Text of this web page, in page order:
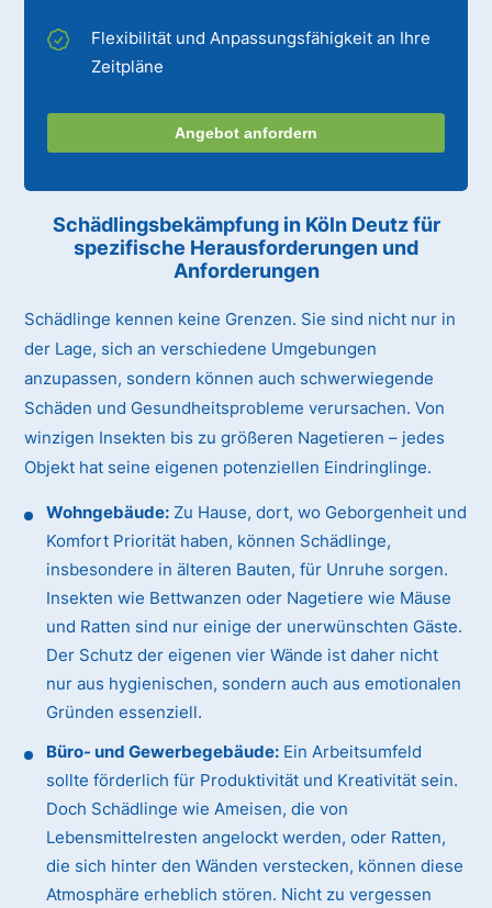
Flexibilität und Anpassungsfähigkeit an Ihre
Zeitpläne
Angebot anfordern
Schädlingsbekämpfung in Köln Deutz für
spezifische Herausforderungen und
Anforderungen
Schädlinge kennen keine Grenzen. Sie sind nicht nur in
der Lage, sich an verschiedene Umgebungen
anzupassen, sondern können auch schwerwiegende
Schäden und Gesundheitsprobleme verursachen. Von
winzigen Insekten bis zu größeren Nagetieren – jedes
Objekt hat seine eigenen potenziellen Eindringlinge.
Wohngebäude: Zu Hause, dort, wo Geborgenheit und
Komfort Priorität haben, können Schädlinge,
insbesondere in älteren Bauten, für Unruhe sorgen.
Insekten wie Bettwanzen oder Nagetiere wie Mäuse
und Ratten sind nur einige der unerwünschten Gäste.
Der Schutz der eigenen vier Wände ist daher nicht
nur aus hygienischen, sondern auch aus emotionalen
Gründen essenziell.
Büro- und Gewerbegebäude: Ein Arbeitsumfeld
sollte förderlich für Produktivität und Kreativität sein.
Doch Schädlinge wie Ameisen, die von
Lebensmittelresten angelockt werden, oder Ratten,
die sich hinter den Wänden verstecken, können diese
Atmosphäre erheblich stören. Nicht zu vergessen